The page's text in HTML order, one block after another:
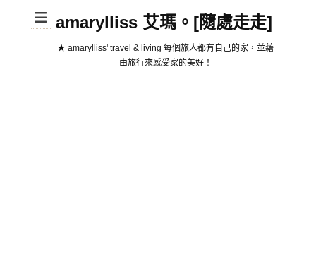
amarylliss 艾瑪。[隨處走走]
★ amarylliss' travel & living 每個旅人都有自己的家，並藉
由旅行來感受家的美好！